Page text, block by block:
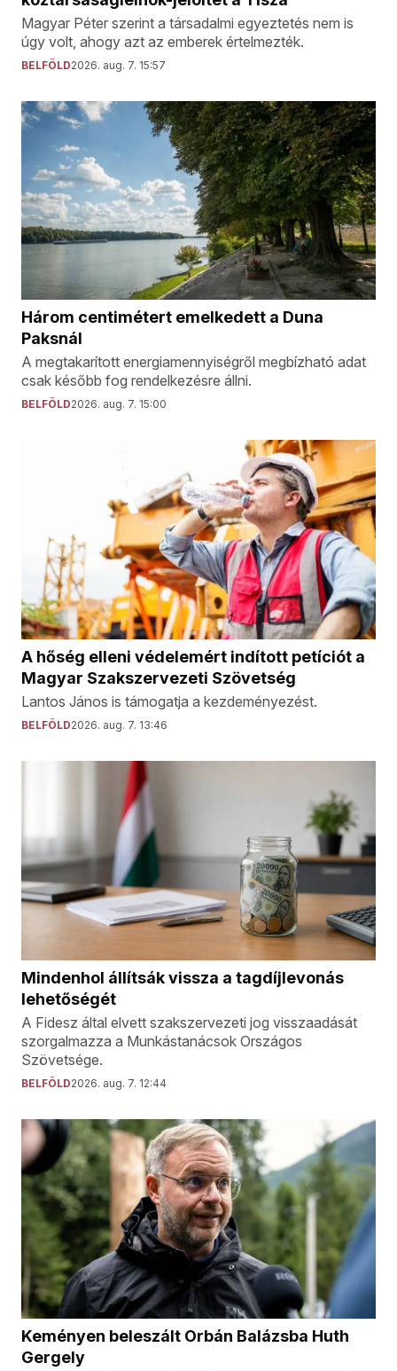
Magyar Péter szerint a társadalmi egyeztetés nem is
úgy volt, ahogy azt az emberek értelmezték.
BELFÖLD2026. aug. 7. 15:57
Három centimétert emelkedett a Duna
Paksnál
A megtakarított energiamennyiségről megbízható adat
csak később fog rendelkezésre állni.
BELFÖLD2026. aug. 7. 15:00
A hőség elleni védelemért indított petíciót a
Magyar Szakszervezeti Szövetség
Lantos János is támogatja a kezdeményezést.
BELFÖLD2026. aug. 7. 13:46
Mindenhol állítsák vissza a tagdíjlevonás
lehetőségét
A Fidesz által elvett szakszervezeti jog visszaadását
szorgalmazza a Munkástanácsok Országos
Szövetsége.
BELFÖLD2026. aug. 7. 12:44
Keményen beleszált Orbán Balázsba Huth
Gergely